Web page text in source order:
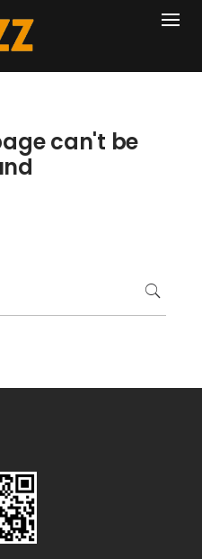
can't be